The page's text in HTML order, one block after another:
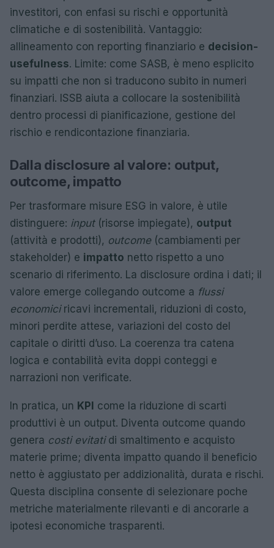
investitori, con enfasi su rischi e opportunità
climatiche e di sostenibilità. Vantaggio:
allineamento con reporting finanziario e decision-
usefulness. Limite: come SASB, è meno esplicito
su impatti che non si traducono subito in numeri
finanziari. ISSB aiuta a collocare la sostenibilità
dentro processi di pianificazione, gestione del
rischio e rendicontazione finanziaria.
Dalla disclosure al valore: output,
outcome, impatto
Per trasformare misure ESG in valore, è utile
distinguere: input(risorse impiegate), output
(attività e prodotti), outcome(cambiamenti per
stakeholder) e impatto netto rispetto a uno
scenario di riferimento. La disclosure ordina i dati; il
valore emerge collegando outcome a flussi
economiciricavi incrementali, riduzioni di costo,
minori perdite attese, variazioni del costo del
capitale o diritti d’uso. La coerenza tra catena
logica e contabilità evita doppi conteggi e
narrazioni non verificate.
In pratica, un KPI come la riduzione di scarti
produttivi è un output. Diventa outcome quando
genera costi evitatidi smaltimento e acquisto
materie prime; diventa impatto quando il beneficio
netto è aggiustato per addizionalità, durata e rischi.
Questa disciplina consente di selezionare poche
metriche materialmente rilevanti e di ancorarle a
ipotesi economiche trasparenti.